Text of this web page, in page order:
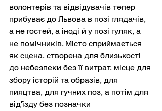
волонтерів та відвідувачів тепер
прибуває до Львова в позі глядачів,
а не гостей, а іноді й у позі гуляк, а
не помічників. Місто сприймається
як сцена, створена для близькості
до небезпеки без її витрат, місце для
збору історій та образів, для
пияцтва, для гучних поз, а потім для
від'їзду без позначки